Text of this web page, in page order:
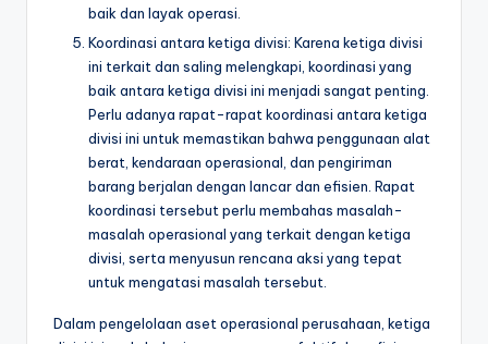
baik dan layak operasi.
Koordinasi antara ketiga divisi: Karena ketiga divisi
ini terkait dan saling melengkapi, koordinasi yang
baik antara ketiga divisi ini menjadi sangat penting.
Perlu adanya rapat-rapat koordinasi antara ketiga
divisi ini untuk memastikan bahwa penggunaan alat
berat, kendaraan operasional, dan pengiriman
barang berjalan dengan lancar dan efisien. Rapat
koordinasi tersebut perlu membahas masalah-
masalah operasional yang terkait dengan ketiga
divisi, serta menyusun rencana aksi yang tepat
untuk mengatasi masalah tersebut.
Dalam pengelolaan aset operasional perusahaan, ketiga